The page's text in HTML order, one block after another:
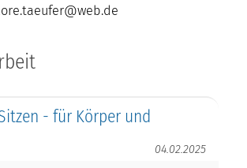
- für Körper und
04.02.2025